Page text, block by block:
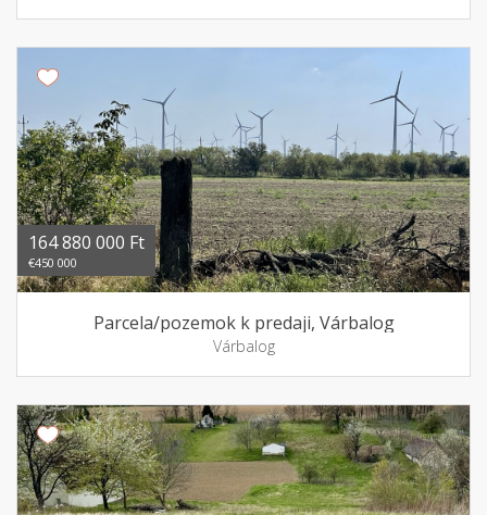
164 880 000 Ft
€450 000
Parcela/pozemok k predaji, Várbalog
Várbalog